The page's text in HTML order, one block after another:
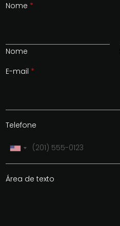
Nome *
Nome
E-mail *
Telefone
Área de texto